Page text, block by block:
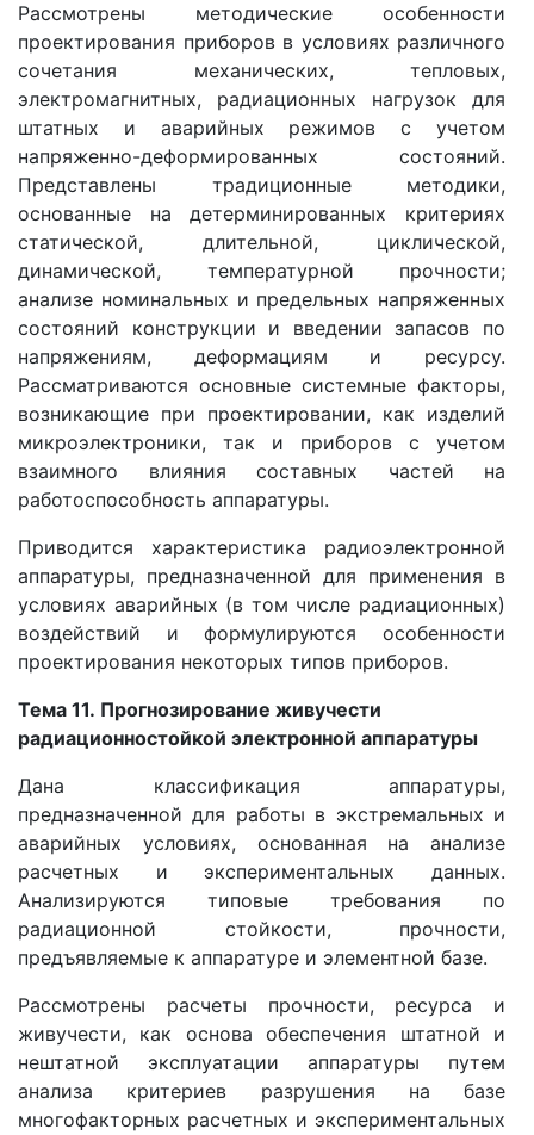
Рассмотрены методические особенности
проектирования приборов в условиях различного
сочетания механических, тепловых,
электромагнитных, радиационных нагрузок для
штатных и аварийных режимов с учетом
напряженно-деформированных состояний.
Представлены традиционные методики,
основанные на детерминированных критериях
статической, длительной, циклической,
динамической, температурной прочности;
анализе номинальных и предельных напряженных
состояний конструкции и введении запасов по
напряжениям, деформациям и ресурсу.
Рассматриваются основные системные факторы,
возникающие при проектировании, как изделий
микроэлектроники, так и приборов с учетом
взаимного влияния составных частей на
работоспособность аппаратуры.
Приводится характеристика радиоэлектронной
аппаратуры, предназначенной для применения в
условиях аварийных (в том числе радиационных)
воздействий и формулируются особенности
проектирования некоторых типов приборов.
Тема 11. Прогнозирование живучести
радиационностойкой электронной аппаратуры
Дана классификация аппаратуры,
предназначенной для работы в экстремальных и
аварийных условиях, основанная на анализе
расчетных и экспериментальных данных.
Анализируются типовые требования по
радиационной стойкости, прочности,
предъявляемые к аппаратуре и элементной базе.
Рассмотрены расчеты прочности, ресурса и
живучести, как основа обеспечения штатной и
нештатной эксплуатации аппаратуры путем
анализа критериев разрушения на базе
многофакторных расчетных и экспериментальных